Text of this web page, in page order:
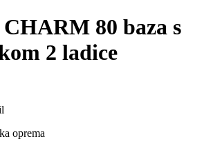
80 baza s
2 ladice
oprema